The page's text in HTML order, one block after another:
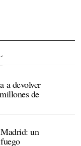
a devolver
de
un